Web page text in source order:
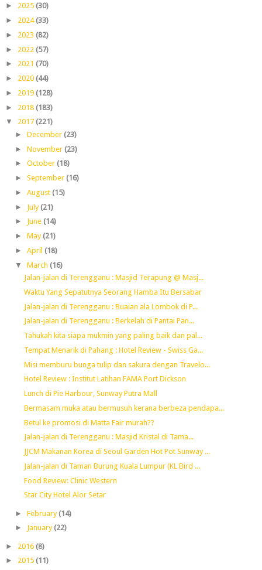
► 2025 (30)
► 2024 (33)
► 2023 (82)
► 2022 (57)
► 2021 (70)
► 2020 (44)
► 2019 (128)
► 2018 (183)
▼ 2017 (221)
► December (23)
► November (23)
► October (18)
► September (16)
► August (15)
► July (21)
► June (14)
► May (21)
► April (18)
▼ March (16)
Jalan-jalan di Terengganu : Masjid Terapung @ Masj...
Waktu Yang Sepatutnya Seorang Hamba Itu Bersabar
Jalan-jalan di Terengganu : Buaian ala Lombok di P...
Jalan-jalan di Terengganu : Berkelah di Pantai Pan...
Tahukah kita siapa mukmin yang paling baik dan pal...
Tempat Menarik di Pahang : Hotel Review - Swiss Ga...
Misi memburu bunga tulip dan sakura dengan Travelo...
Hotel Review : Institut Latihan FAMA Port Dickson
Lunch di Pie Harbour, Sunway Putra Mall
Bermasam muka atau bermusuh kerana berbeza pendapa...
Betul ke promosi di Matta Fair murah??
Jalan-jalan di Terengganu : Masjid Kristal di Tama...
JJCM Makanan Korea di Seoul Garden Hot Pot Sunway ...
Jalan-jalan di Taman Burung Kuala Lumpur (KL Bird ...
Food Review: Clinic Western
Star City Hotel Alor Setar
► February (14)
► January (22)
► 2016 (8)
► 2015 (11)